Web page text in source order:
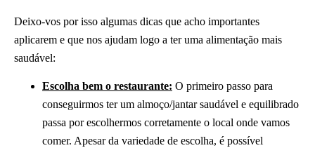
Deixo-vos por isso algumas dicas que acho importantes
aplicarem e que nos ajudam logo a ter uma alimentação mais
saudável:
Escolha bem o restaurante: O primeiro passo para
conseguirmos ter um almoço/jantar saudável e equilibrado
passa por escolhermos corretamente o local onde vamos
comer. Apesar da variedade de escolha, é possível